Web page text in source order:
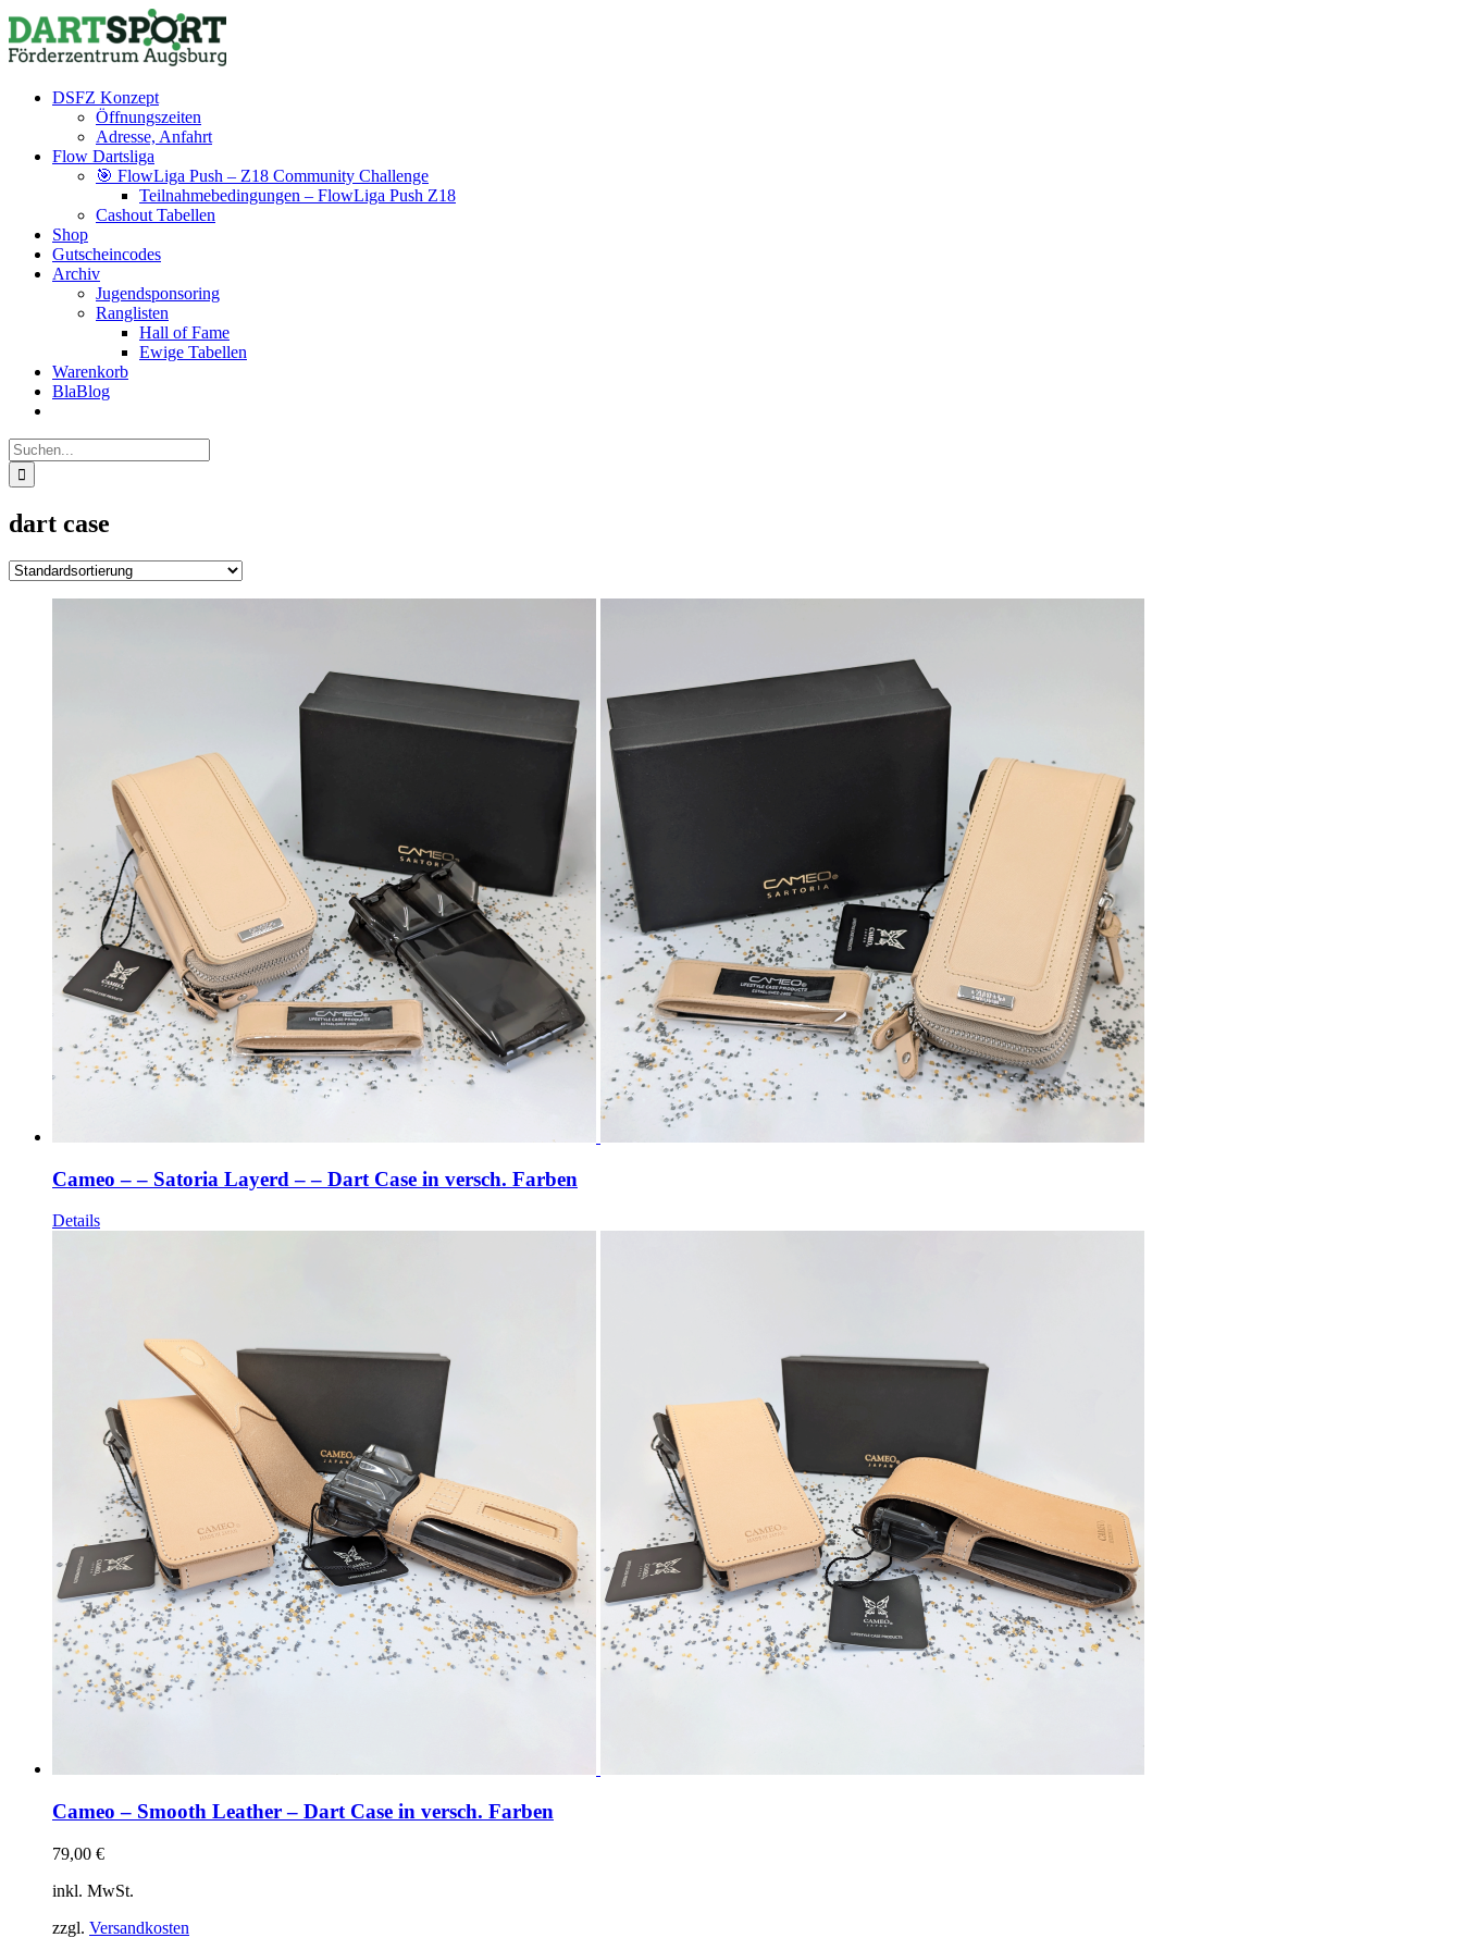
Zum
Inhalt
springen
Facebook
Instagram
YouTube
DSFZ Konzept
Öffnungszeiten
Adresse, Anfahrt
Flow Dartsliga
🎯 FlowLiga Push – Z18 Community Challenge
Teilnahmebedingungen – FlowLiga Push Z18
Cashout Tabellen
Shop
Gutscheincodes
Archiv
Jugendsponsoring
Ranglisten
Hall of Fame
Ewige Tabellen
Warenkorb
BlaBlog
Suche
nach:
dart case
Cameo – – Satoria Layerd – – Dart Case in versch. Farben
Details
Cameo – Smooth Leather – Dart Case in versch. Farben
79,00 €
inkl. MwSt.
zzgl. Versandkosten